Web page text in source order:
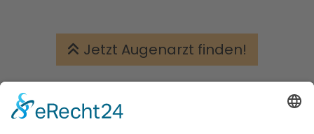
Jetzt Augenarzt finden!